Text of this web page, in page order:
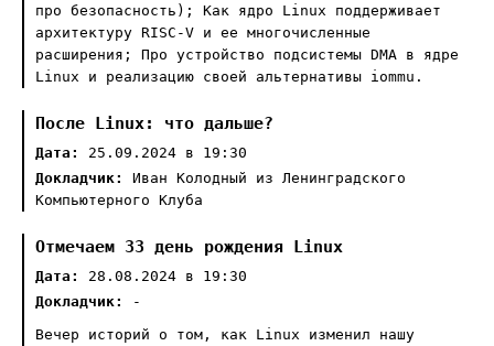
про безопасность); Как ядро Linux поддерживает
архитектуру RISC-V и ее многочисленные
расширения; Про устройство подсистемы DMA в ядре
Linux и реализацию своей альтернативы iommu.
После Linux: что дальше?
Дата:
25.09.2024 в 19:30
Докладчик:
Иван Колодный из Ленинградского
Компьютерного Клуба
Отмечаем 33 день рождения Linux
Дата:
28.08.2024 в 19:30
Докладчик:
-
Вечер историй о том, как Linux изменил нашу